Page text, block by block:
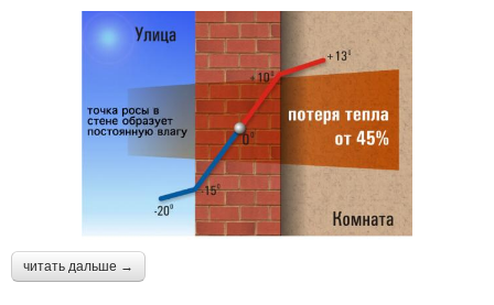
читать дальше →